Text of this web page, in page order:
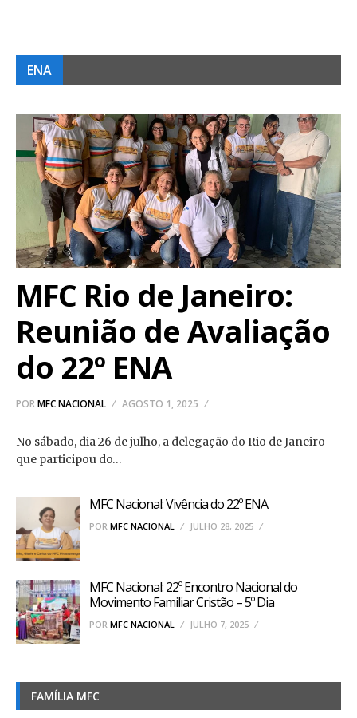
ENA
MFC Rio de Janeiro:
Reunião de Avaliação
do 22º ENA
PORMFC NACIONAL AGOSTO 1, 2025
No sábado, dia 26 de julho, a delegação do Rio de Janeiro
que participou do…
MFC Nacional: Vivência do 22º ENA
POR MFC NACIONAL JULHO 28, 2025
MFC Nacional: 22º Encontro Nacional do
Movimento Familiar Cristão – 5º Dia
POR MFC NACIONAL JULHO 7, 2025
FAMÍLIA MFC